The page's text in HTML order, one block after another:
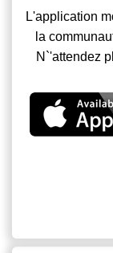
L'application
la
N`'attendez